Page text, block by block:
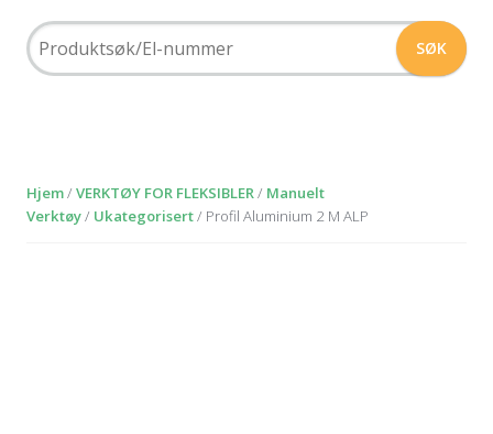
Hjem/VERKTØY FOR FLEKSIBLER/ Manuelt
Verktøy/ Ukategorisert/ Profil Aluminium 2 M ALP